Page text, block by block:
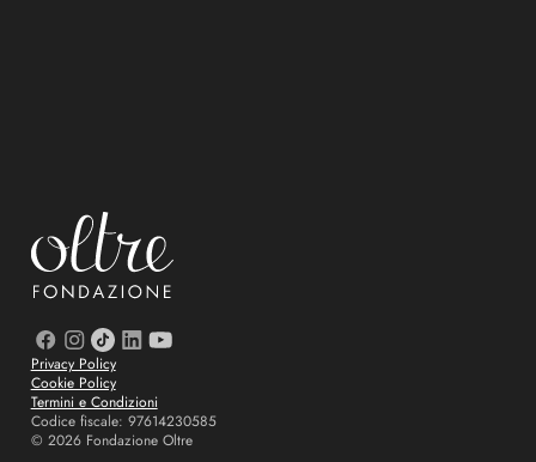
Privacy Policy
Cookie Policy
Termini e Condizioni
Codice fiscale: 97614230585
© 2026Fondazione Oltre